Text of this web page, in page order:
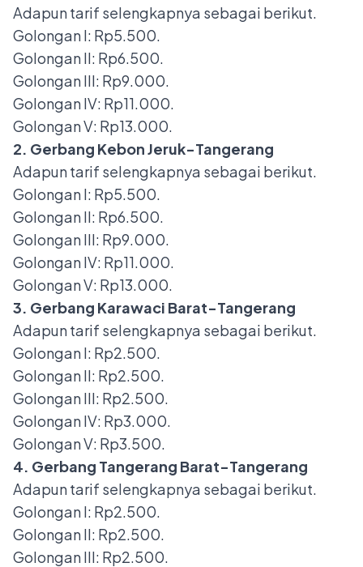
Adapun tarif selengkapnya sebagai berikut.
Golongan I: Rp5.500.
Golongan II: Rp6.500.
Golongan III: Rp9.000.
Golongan IV: Rp11.000.
Golongan V: Rp13.000.
2. Gerbang Kebon Jeruk-Tangerang
Adapun tarif selengkapnya sebagai berikut.
Golongan I: Rp5.500.
Golongan II: Rp6.500.
Golongan III: Rp9.000.
Golongan IV: Rp11.000.
Golongan V: Rp13.000.
3. Gerbang Karawaci Barat-Tangerang
Adapun tarif selengkapnya sebagai berikut.
Golongan I: Rp2.500.
Golongan II: Rp2.500.
Golongan III: Rp2.500.
Golongan IV: Rp3.000.
Golongan V: Rp3.500.
4. Gerbang Tangerang Barat-Tangerang
Adapun tarif selengkapnya sebagai berikut.
Golongan I: Rp2.500.
Golongan II: Rp2.500.
Golongan III: Rp2.500.